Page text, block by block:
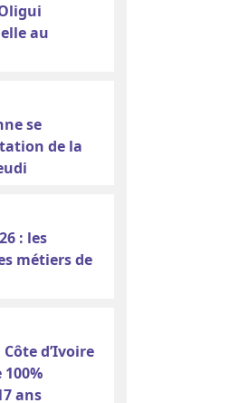
au
se
de la
: les
métiers de
d’Ivoire
ans